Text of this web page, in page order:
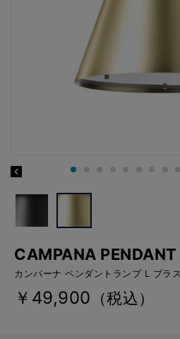
CAMPANA
カンパーナ ペンダントランプ L ブラス
￥49,900 （税込）